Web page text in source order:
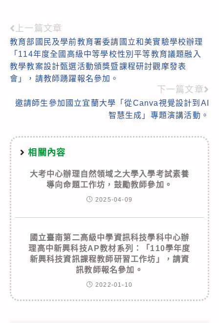
Read
more
articles
上一篇文章
教育部國民及學前教育署委請國立和美實驗學校辦理
「114年度全國高級中等學校性別平等教育議題融入
教學教案設計甄選活動頒獎暨課程研討觀摩發表
會」，請教師踴躍報名參加。
下一篇文章
邀請師生參加國立宜蘭大學「從Canva視覺設計到AI
智慧生成」專題演講活動。
相關內容
大考中心辦理自然領域之大學入學考試素養
導向命題工作坊，鼓勵教師參加。
2025-04-09
國立臺南第二高級中學資訊科技學科中心辦
理高中新興科技AP教材系列：「110學年度
新興科技資訊課程教師研習工作坊」，請資
訊教師報名參加。
2022-01-10